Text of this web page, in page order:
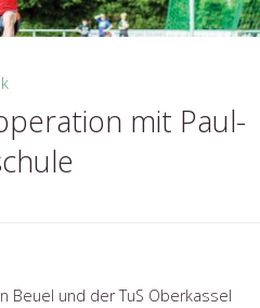
mit Paul-
Beuel und der TuS Oberkassel